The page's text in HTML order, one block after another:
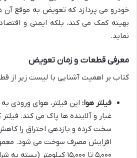
خودرو می پردازد که تعویض به موقع آن
بهینه کمک می کند، بلکه ایمنی و
نماید.
معرفی قطعات و زمان تعویض
کتاب بر اهمیت آشنایی با لیست زیر از
فیلتر هوا: این فیلتر، هوای ورودی به
غبار و آلاینده ها پاک می کند.
سخت کرده و بازدهی احتراق را
افزایش مصرف سوخت می شود.
۵,۰۰۰ تا ۱۵,۰۰۰ کیلومتر